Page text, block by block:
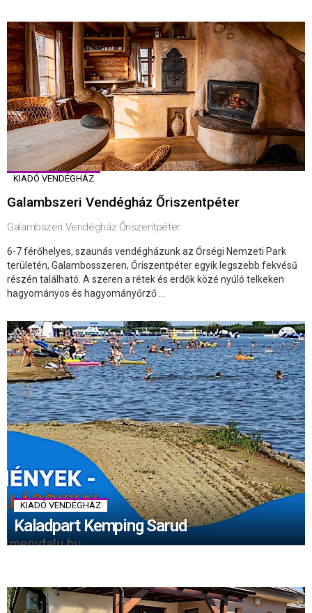
KIADÓ VENDÉGHÁZ
Galambszeri Vendégház Őriszentpéter
Galambszeri Vendégház Őriszentpéter
6-7 férőhelyes, szaunás vendégházunk az Őrségi Nemzeti Park
területén, Galambosszeren, Őriszentpéter egyik legszebb fekvésű
részén található. A szeren a rétek és erdők közé nyúló telkeken
hagyományos és hagyományőrző ...
KIADÓ VENDÉGHÁZ
Kaladpart Kemping Sarud